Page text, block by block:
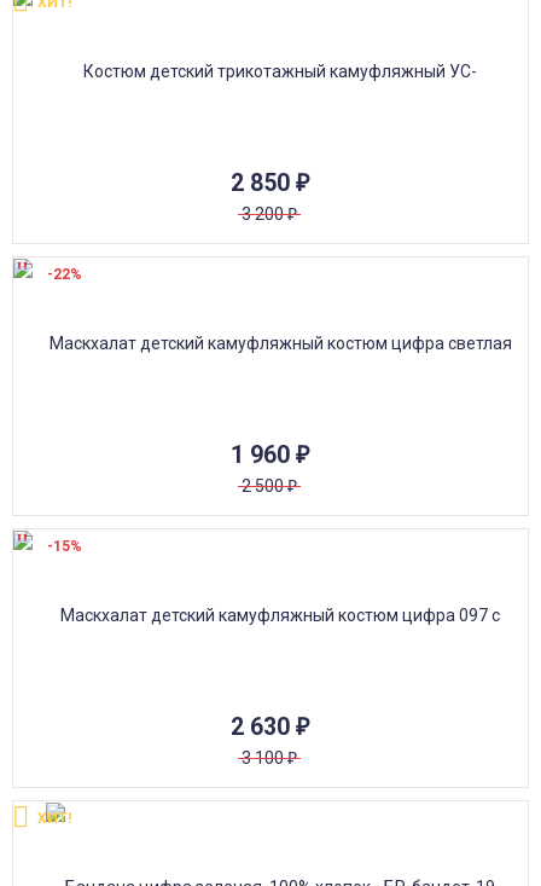
2 850 ₽
3 200₽
1 960 ₽
2 500₽
-22%
2 630 ₽
3 100₽
-15%
ХИТ!